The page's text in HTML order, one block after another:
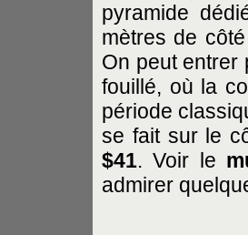
pyramide
mètres de
On peut entrer
fouillé, où la
période
se fait sur le
$41. Voir le
admirer